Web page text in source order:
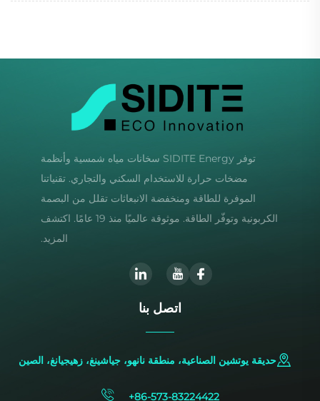
توفر SIDITE Energy سخانات مياه شمسية وأنظمة
مضخات حرارة للاستخدام السكني والتجاري. تقنياتنا
الموفرة للطاقة ومنخفضة الانبعاثات تقلل من البصمة
الكربونية وتوفّر الطاقة. موثوقة عالميًا منذ 19 عامًا. اكتشف
المزيد.
اتصل بنا
حديقة يوتشين الصناعية، منطقة نانهو، جياشينغ، زهيجيانغ، الصين
+86-573-83224422